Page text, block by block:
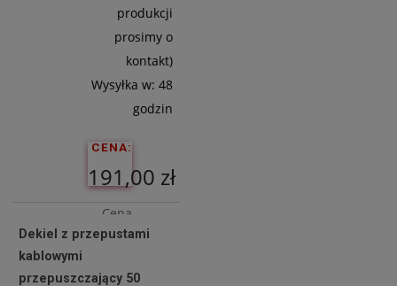
produkcji
prosimy o
kontakt)
Wysyłka w: 48
godzin
CENA:
191,00 zł
Cena
netto:
155,28 zł
Dekiel z przepustami
kablowymi
przepuszczający 50